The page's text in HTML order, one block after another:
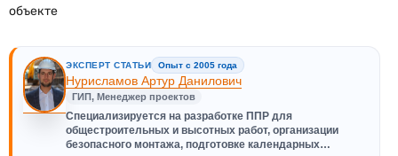
объекте
ЭКСПЕРТ СТАТЬИ Опыт с 2005 года
Нурисламов Артур Данилович
ГИП, Менеджер проектов
Специализируется на разработке ППР для
общестроительных и высотных работ, организации
безопасного монтажа, подготовке календарных…